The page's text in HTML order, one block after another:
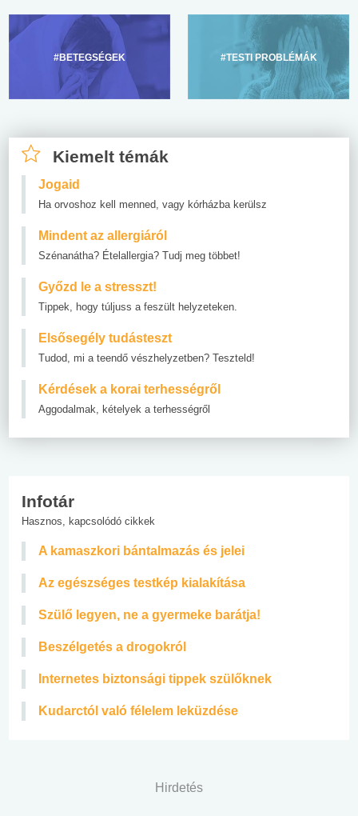
#BETEGSÉGEK #TESTI PROBLÉMÁK
Kiemelt témák
Jogaid
Ha orvoshoz kell menned, vagy kórházba kerülsz
Mindent az allergiáról
Szénanátha? Ételallergia? Tudj meg többet!
Győzd le a stresszt!
Tippek, hogy túljuss a feszült helyzeteken.
Elsősegély tudásteszt
Tudod, mi a teendő vészhelyzetben? Teszteld!
Kérdések a korai terhességről
Aggodalmak, kételyek a terhességről
Infotár
Hasznos, kapcsolódó cikkek
A kamaszkori bántalmazás és jelei
Az egészséges testkép kialakítása
Szülő legyen, ne a gyermeke barátja!
Beszélgetés a drogokról
Internetes biztonsági tippek szülőknek
Kudarctól való félelem leküzdése
Hirdetés